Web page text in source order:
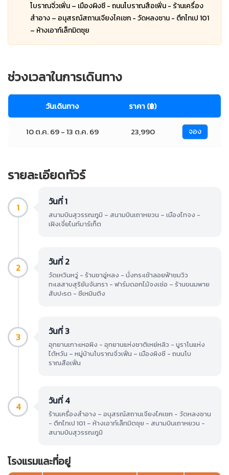
โบราณจิ่วเฟิ่น – เมืองผิงซี - ถนนโบราณสือเฟิ่น - ร้านเครื่อง
สำอาง – อนุสรณ์สถานเจียงไคเชก - วัดหลงซาน - ตึกไทเป 101
– ห้างเอาท์เล็ทมิตซุย
ช่วงเวลาในการเดินทาง
วันเดินทาง ราคา (฿)
10 ต.ค. 69 - 13 ต.ค. 69 23,990 จอง
รายละเอียดทัวร์
1 วันที่ 1
สนามบินสุวรรณภูมิ – สนามบินเถาหยวน – เมืองไทจง -
เฝิงเจี่ยไนท์มาร์เก็ต
2 วันที่ 2
วัดเหวินหวู่ - ร้านชาอู่หลง - นั่งกระเช้าลอยฟ้าชมวิว
ทะเลสาบสุริยันจันทรา - ฟาร์มดอกไม้จงเซ่อ – ร้านขนมพาย
สับปะรด - ซีเหมินติง
3 วันที่ 3
อุทยานเกาะเหอผิง - อุทยานแห่งชาติเหย่หลิว - บูราโนแห่ง
ไต้หวัน – หมู่บ้านโบราณจิ่วเฟิ่น – เมืองผิงซี - ถนนโบ
ราณสือเฟิ่น
4 วันที่ 4
ร้านเครื่องสำอาง – อนุสรณ์สถานเจียงไคเชก - วัดหลงซาน
- ตึกไทเป 101 – ห้างเอาท์เล็ทมิตซุย - สนามบินเถาหยวน -
สนามบินสุวรรณภูมิ
โรงแรมและที่อยู่